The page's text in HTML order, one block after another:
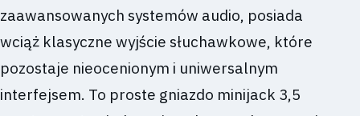
zaawansowanych systemów audio, posiada
wciąż klasyczne wyjście słuchawkowe, które
pozostaje nieocenionym i uniwersalnym
interfejsem. To proste gniazdo minijack 3,5